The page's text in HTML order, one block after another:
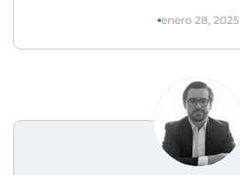
enero 28, 2025